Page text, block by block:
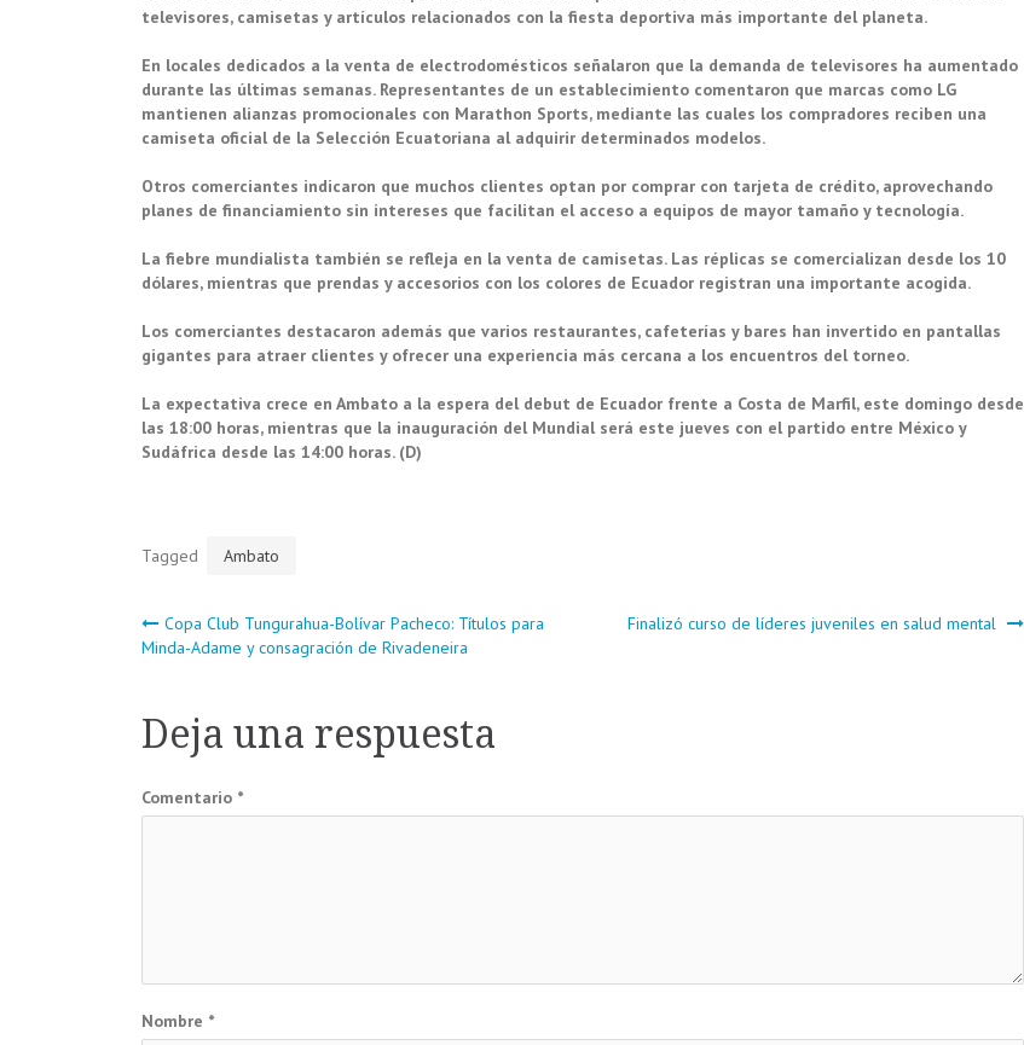
televisores, camisetas y artículos relacionados con la fiesta deportiva más importante del planeta.
En locales dedicados a la venta de electrodomésticos señalaron que la demanda de televisores ha aumentado
durante las últimas semanas. Representantes de un establecimiento comentaron que marcas como LG
mantienen alianzas promocionales con Marathon Sports, mediante las cuales los compradores reciben una
camiseta oficial de la Selección Ecuatoriana al adquirir determinados modelos.
Otros comerciantes indicaron que muchos clientes optan por comprar con tarjeta de crédito, aprovechando
planes de financiamiento sin intereses que facilitan el acceso a equipos de mayor tamaño y tecnología.
La fiebre mundialista también se refleja en la venta de camisetas. Las réplicas se comercializan desde los 10
dólares, mientras que prendas y accesorios con los colores de Ecuador registran una importante acogida.
Los comerciantes destacaron además que varios restaurantes, cafeterías y bares han invertido en pantallas
gigantes para atraer clientes y ofrecer una experiencia más cercana a los encuentros del torneo.
La expectativa crece en Ambato a la espera del debut de Ecuador frente a Costa de Marfil, este domingo desde
las 18:00 horas, mientras que la inauguración del Mundial será este jueves con el partido entre México y
Sudáfrica desde las 14:00 horas. (D)
Tagged Ambato
Navegación
entradas
Copa Club Tungurahua-Bolívar Pacheco: Títulos para
Minda-Adame y consagración de Rivadeneira
Finalizó curso de líderes juveniles en salud mental
Deja una respuesta
Comentario *
Nombre *